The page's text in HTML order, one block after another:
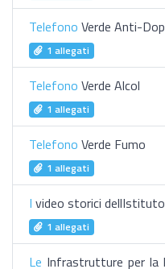
Telefono Verde Anti-
1 allegati
Telefono Verde Alcol
1 allegati
Telefono Verde Fumo
1 allegati
I video storici
1 allegati
Le Infrastrutture per la